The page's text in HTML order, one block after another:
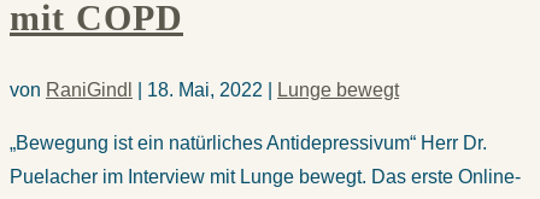
mit COPD
von RaniGindl 18. Mai, 2022 Lunge bewegt
„Bewegung ist ein natürliches Antidepressivum“ Herr Dr.
Puelacher im Interview mit Lunge bewegt. Das erste Online-